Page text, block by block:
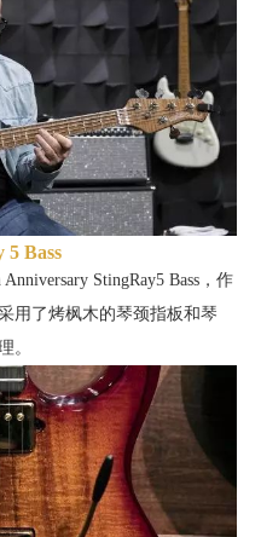
5 Bass
Anniversary StingRay5 Bass，作
用了烤枫木的琴颈指板和琴
。